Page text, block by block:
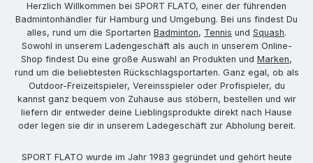
Herzlich Willkommen bei SPORT FLATO, einer der führenden
Badmintonhändler für Hamburg und Umgebung. Bei uns findest Du
alles, rund um die Sportarten Badminton, Tennis und Squash.
Sowohl in unserem Ladengeschäft als auch in unserem Online-
Shop findest Du eine große Auswahl an Produkten und Marken,
rund um die beliebtesten Rückschlagsportarten. Ganz egal, ob als
Outdoor-Freizeitspieler, Vereinsspieler oder Profispieler, du
kannst ganz bequem von Zuhause aus stöbern, bestellen und wir
liefern dir entweder deine Lieblingsprodukte direkt nach Hause
oder legen sie dir in unserem Ladegeschäft zur Abholung bereit.
SPORT FLATO wurde im Jahr 1983 gegründet und gehört heute